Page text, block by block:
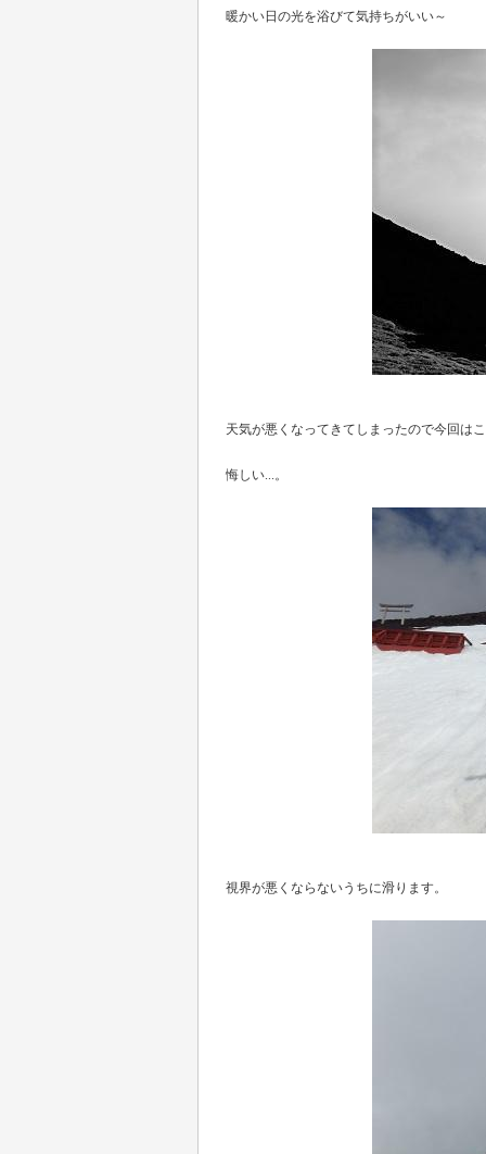
暖かい日の光を浴びて気持ちがいい～
天気が悪くなってきてしまったので今回は
悔しい...。
視界が悪くならないうちに滑ります。